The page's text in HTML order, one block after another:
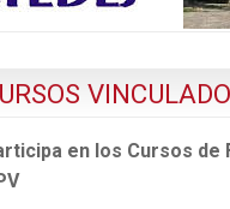
en los Cursos de